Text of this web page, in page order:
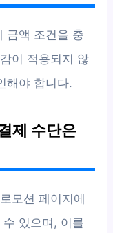
금액 조건을 충
이 적용되지 않
해야 합니다.
제 수단은
모션 페이지에
있으며, 이를